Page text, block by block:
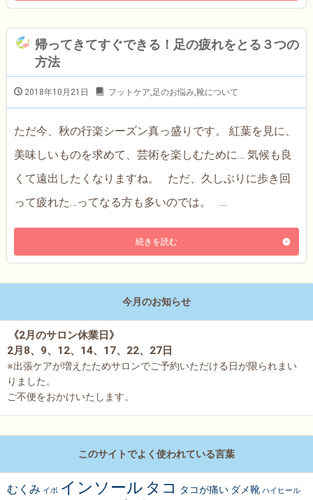
帰ってきてすぐできる！足の疲れをとる３つの
方法
2018年10月21日 フットケア 足のお悩み 靴について
ただ今、秋の行楽シーズン真っ盛りです。 紅葉を見に、
美味しいものを求めて、芸術を楽しむために… 気候も良
くて遠出したくなりますね。 ただ、久しぶりに歩き回
って疲れた…ってなる方も多いのでは。 …
続きを読む
今月のお知らせ
《2月のサロン休業日》
2月8、9、12、14、17、22、27日
※出張ケアが増えたためサロンでご予約いただける日が限られまい
りました。
ご不便をおかけいたします。
このサイトでよく使われている言葉
むくみ イボ インソール タコ タコが痛い ダメ靴 ハイヒール